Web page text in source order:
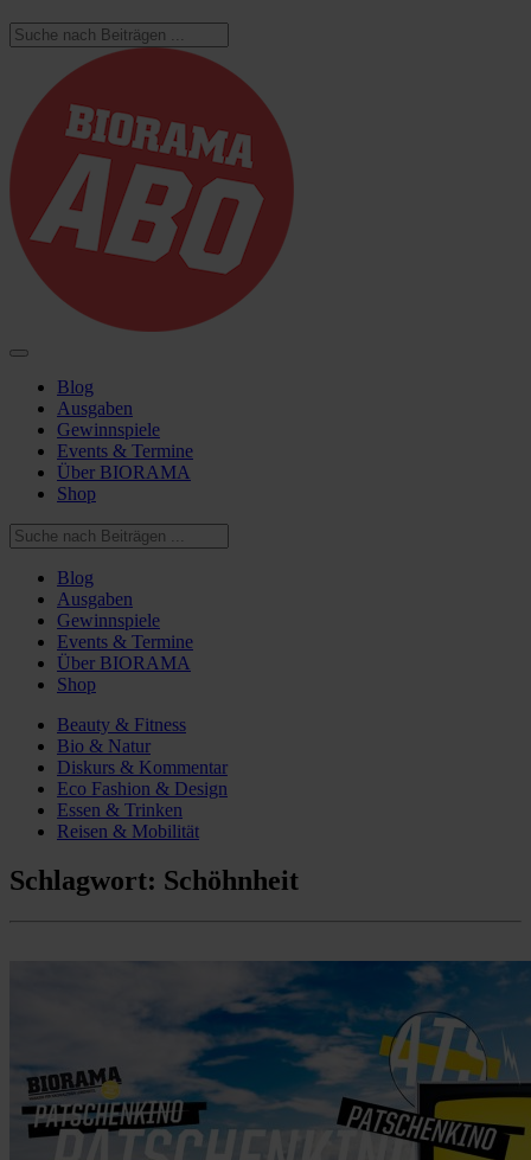
Blog
Ausgaben
Gewinnspiele
Events & Termine
Über BIORAMA
Shop
Blog
Ausgaben
Gewinnspiele
Events & Termine
Über BIORAMA
Shop
Beauty & Fitness
Bio & Natur
Diskurs & Kommentar
Eco Fashion & Design
Essen & Trinken
Reisen & Mobilität
Schlagwort: Schöhnheit